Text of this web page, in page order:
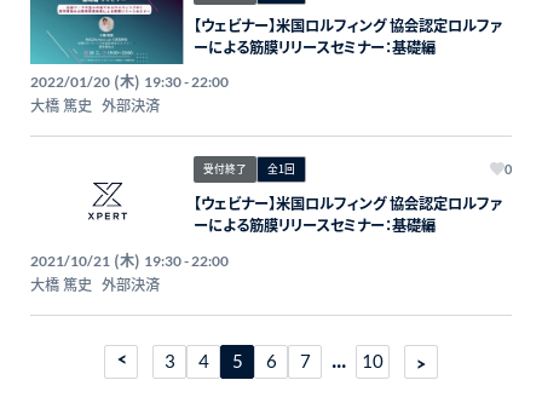
【ウェビナー】米国ロルフィング 協会認定ロルファ
ーによる筋膜リリースセミナー：基礎編
2022/01/20 (木) 19:30 - 22:00
大橋 篤史 外部決済
受付終了 全1回 0
【ウェビナー】米国ロルフィング 協会認定ロルファ
ーによる筋膜リリースセミナー：基礎編
2021/10/21 (木) 19:30 - 22:00
大橋 篤史 外部決済
3 4 5 6 7 ... 10